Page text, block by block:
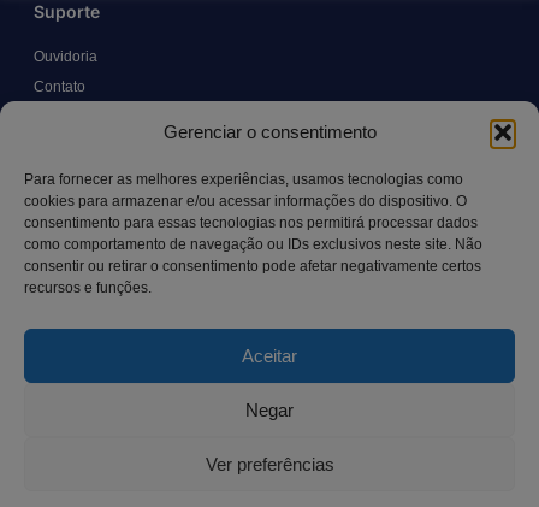
Gerenciar o consentimento
Para fornecer as melhores experiências, usamos tecnologias como
cookies para armazenar e/ou acessar informações do dispositivo. O
consentimento para essas tecnologias nos permitirá processar dados
como comportamento de navegação ou IDs exclusivos neste site. Não
consentir ou retirar o consentimento pode afetar negativamente certos
recursos e funções.
Aceitar
Negar
Ver preferências
Suporte
Ouvidoria
Contato
Canal LGPD e Segurança da Informação
Contato